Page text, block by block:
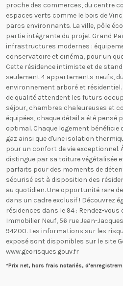
proche des commerces, du centre
espaces verts comme le bois de
parcs environnants. La ville, pôle
partie intégrante du projet Grand
infrastructures modernes :
conservatoire et cinéma, pour un
Cette résidence intimiste et de
seulement 4 appartements neufs,
environnement arboré et
de qualité attendent les futurs
séjour, chambres chaleureuses et
équipées, chaque détail a été
optimal. Chaque logement bénéficie
gaz ainsi que d'une isolation
pour un confort de vie exceptionnel.
distingue par sa toiture végétalisée
parfaits pour des moments de
sécurisé est à disposition des
au quotidien. Une opportunité rare
dans un cadre exclusif ! Découvrez
résidences dans le 94 : Rendez-
Immobilier Neuf, 56 rue Jean-
94200. Les informations sur les
exposé sont disponibles sur le site
www.georisques.gouv.fr
*Prix net, hors frais notariés,